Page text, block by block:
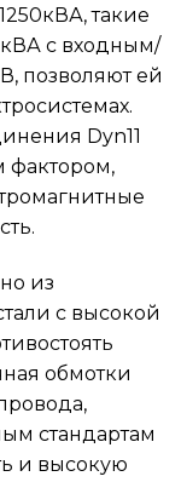
такие
с входным/
позволяют ей
Dyn11
фактором,
из
с высокой
обмотки
стандартам
и высокую